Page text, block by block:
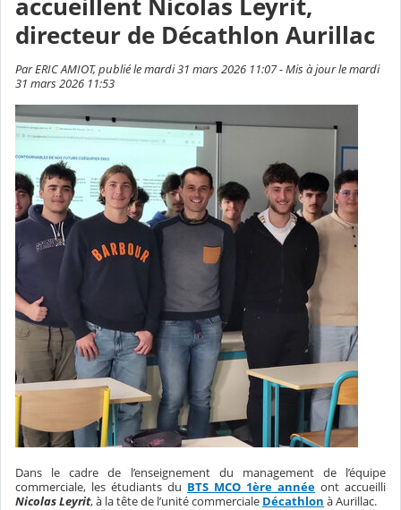
accueillent Nicolas Leyrit,
directeur de Décathlon Aurillac
Par ERIC AMIOT, publié le mardi 31 mars 2026 11:07 - Mis à jour le mardi
31 mars 2026 11:53
Dans le cadre de l’enseignement du management de l’équipe
commerciale, les étudiants du BTS MCO 1ère année ont accueilli
Nicolas Leyrit, à la tête de l’unité commerciale Décathlon à Aurillac.